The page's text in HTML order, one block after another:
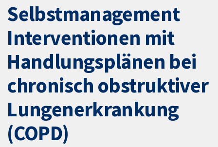
Selbstmanagement
Interventionen mit
Handlungsplänen bei
chronisch obstruktiver
Lungenerkrankung
(COPD)